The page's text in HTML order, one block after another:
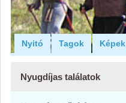
Nyitó Tagok Képek
Nyugdíjas találatok